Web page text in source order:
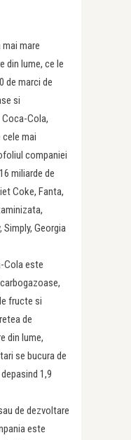
mare
din lume, ce le
de marci de
si
Cola,
mai
companiei
miliarde de
Coke, Fanta,
Simply, Georgia
Cola este
fructe si
de
din lume,
se bucura de
1,9
de dezvoltare
este